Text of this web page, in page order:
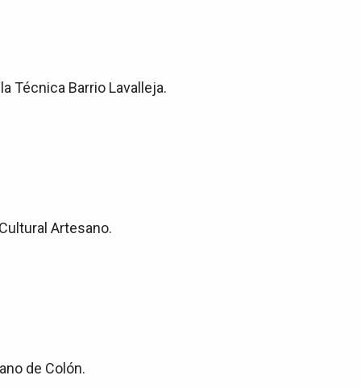
Técnica Barrio Lavalleja.
Artesano.
de Colón.